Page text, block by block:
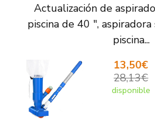
Actualización de
piscina de 40 ",
piscina...
13,50€
28,13€
disponible